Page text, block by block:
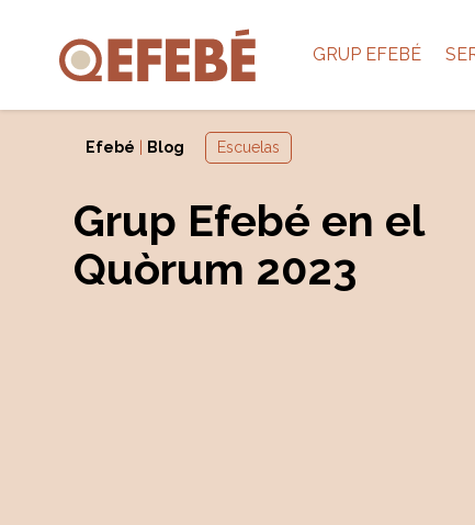
GRUP EFEBÉ
Efebé Blog Escuelas
Grup Efebé en el
Quòrum 2023